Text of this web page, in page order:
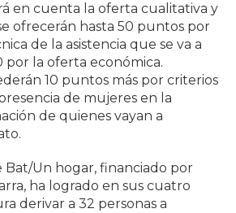
en cuenta la oferta cualitativa y
ofrecerán hasta 50 puntos por
de la asistencia que se va a
por la oferta económica.
10 puntos más por criterios
de mujeres en la
de quienes vayan a
Bat/Un hogar, financiado por
ha logrado en sus cuatro
derivar a 32 personas a